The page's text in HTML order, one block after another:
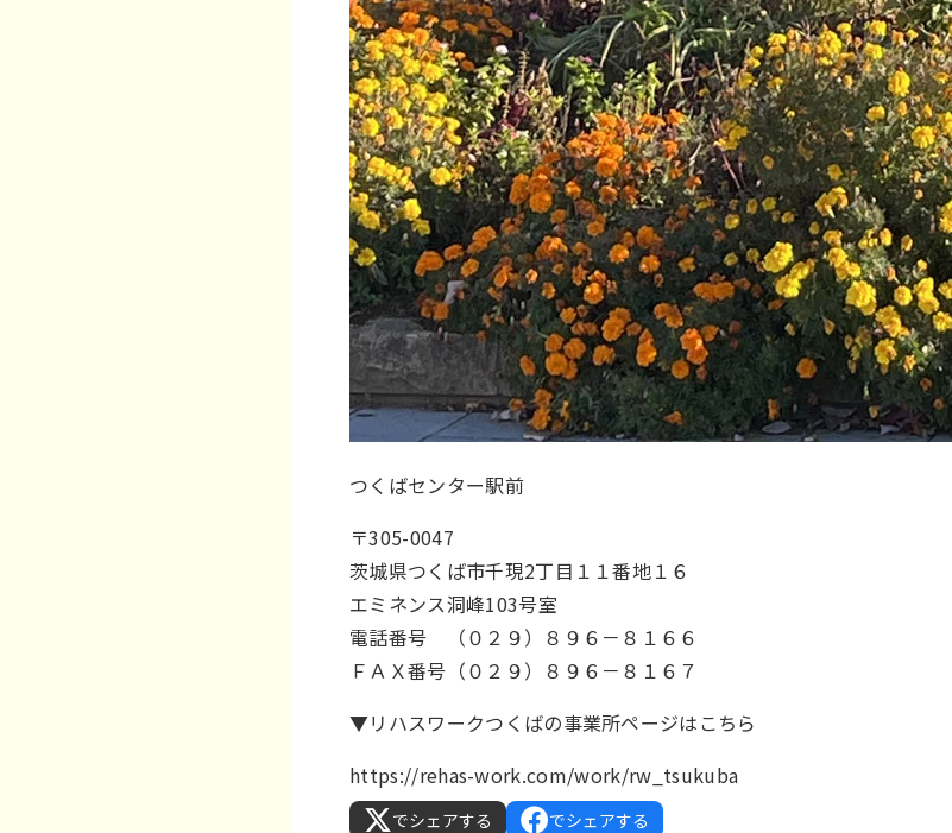
つくばセンター駅前
〒305-0047
茨城県つくば市千現2丁目１１番地１６
エミネンス洞峰103号室
電話番号 （０２９）８９６－８１６６
ＦＡＸ番号（０２９）８９６－８１６７
▼リハスワークつくばの事業所ページはこちら
https://rehas-work.com/work/rw_tsukuba
でシェアする でシェアする